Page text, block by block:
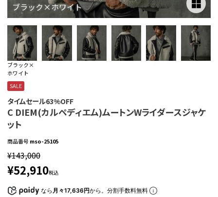
ブラック×ホワイト
ブラック×
ホワイト
SALE
タイムセール63%OFF
C DIEM(カルペディエム)ムートンWライダースジャケ
ット
商品番号 mso-25105
¥143,000
¥52,910税込
なら 月々17,636円から。分割手数料無料